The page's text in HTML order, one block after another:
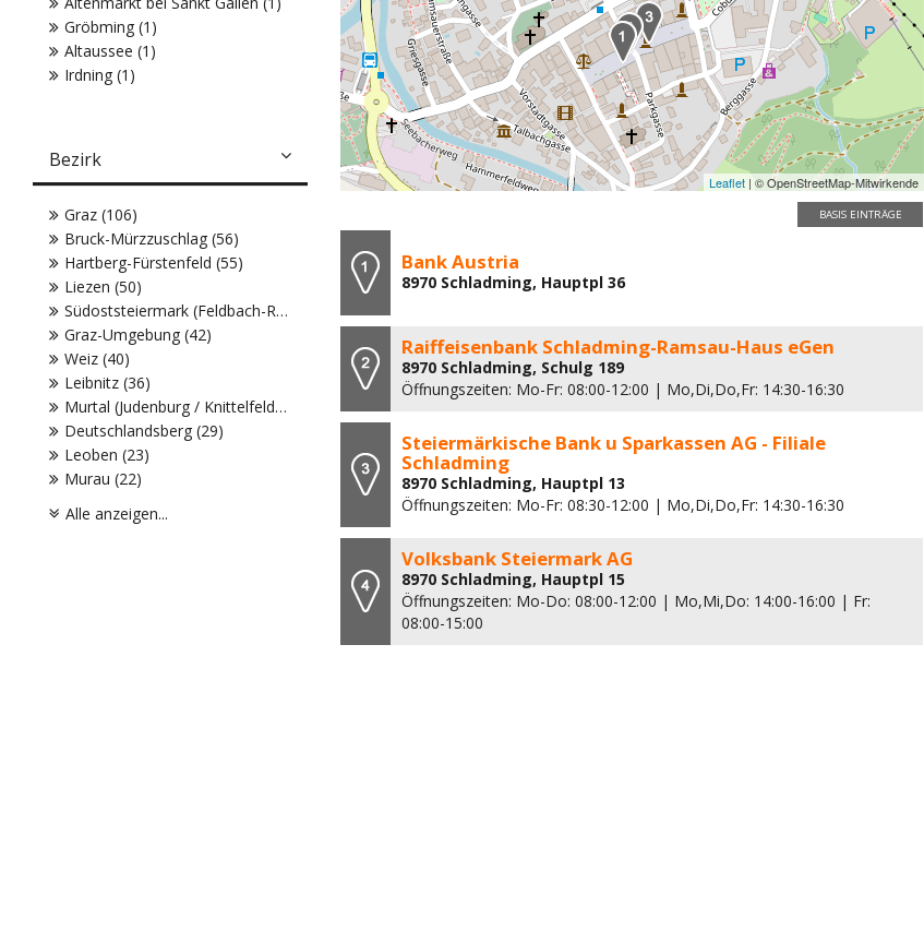
Leaflet | © OpenStreetMap-Mitwirkende
BASIS EINTRÄGE
Bank Austria
8970 Schladming, Hauptpl 36
Raiffeisenbank Schladming-Ramsau-Haus eGen
8970 Schladming, Schulg 189
Öffnungszeiten: Mo-Fr: 08:00-12:00 | Mo,Di,Do,Fr: 14:30-16:30
Steiermärkische Bank u Sparkassen AG - Filiale
Schladming
8970 Schladming, Hauptpl 13
Öffnungszeiten: Mo-Fr: 08:30-12:00 | Mo,Di,Do,Fr: 14:30-16:30
Volksbank Steiermark AG
8970 Schladming, Hauptpl 15
Öffnungszeiten: Mo-Do: 08:00-12:00 | Mo,Mi,Do: 14:00-16:00 | Fr:
08:00-15:00
Gröbming (1)
Altaussee (1)
Irdning (1)
Bezirk
Graz (106)
Bruck-Mürzzuschlag (56)
Hartberg-Fürstenfeld (55)
Liezen (50)
Südoststeiermark (Feldbach-Radkersburg) (45)
Graz-Umgebung (42)
Weiz (40)
Leibnitz (36)
Murtal (Judenburg / Knittelfeld) (32)
Deutschlandsberg (29)
Leoben (23)
Murau (22)
Alle anzeigen...